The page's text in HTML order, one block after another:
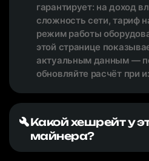
гарантирует: на доход
сложность сети, тариф
режим работы
этой странице
актуальным данным —
обновляйте расчёт при
Какой хешрейт у
майнера?